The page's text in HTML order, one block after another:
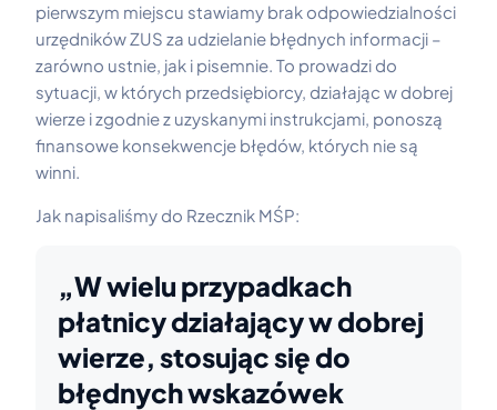
pierwszym miejscu stawiamy brak odpowiedzialności
urzędników ZUS za udzielanie błędnych informacji –
zarówno ustnie, jak i pisemnie. To prowadzi do
sytuacji, w których przedsiębiorcy, działając w dobrej
wierze i zgodnie z uzyskanymi instrukcjami, ponoszą
finansowe konsekwencje błędów, których nie są
winni.
Jak napisaliśmy do Rzecznik MŚP:
„W wielu przypadkach
płatnicy działający w dobrej
wierze, stosując się do
błędnych wskazówek